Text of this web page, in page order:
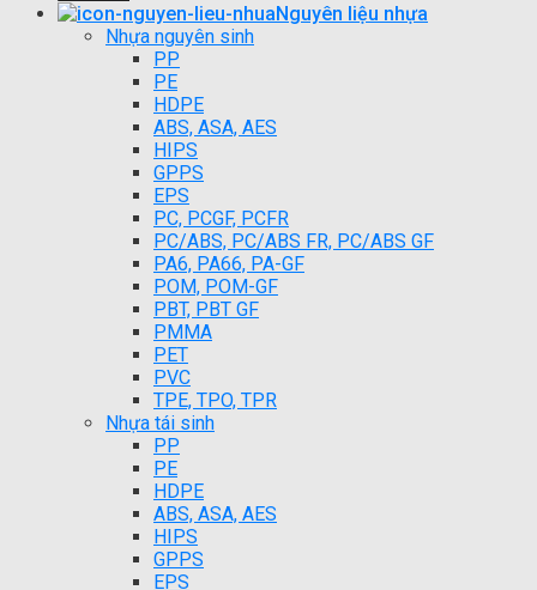
Nguyên liệu nhựa
Nhựa nguyên sinh
PP
PE
HDPE
ABS, ASA, AES
HIPS
GPPS
EPS
PC, PCGF, PCFR
PC/ABS, PC/ABS FR, PC/ABS GF
PA6, PA66, PA-GF
POM, POM-GF
PBT, PBT GF
PMMA
PET
PVC
TPE, TPO, TPR
Nhựa tái sinh
PP
PE
HDPE
ABS, ASA, AES
HIPS
GPPS
EPS